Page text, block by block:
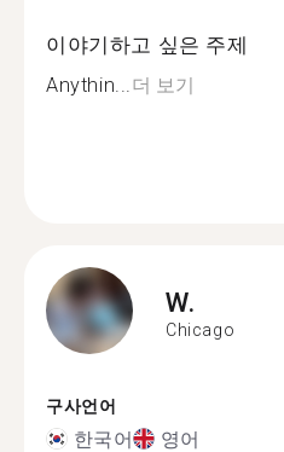
이야기하고 싶은 주제
Anythin...더 보기
W.
Chicago
구사언어
한국어 영어